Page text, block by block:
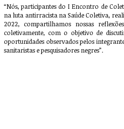
“Nós, participantes do I Encontro de
na luta antirracista na Saúde Coletiva,
2022, compartilhamos nossas
coletivamente, com o objetivo de
oportunidades observados pelos
sanitaristas e pesquisadores negres”.